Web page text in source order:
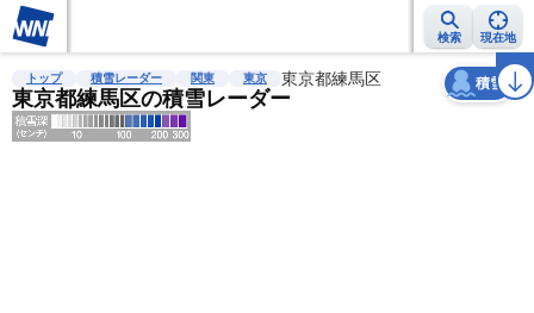
検索 現在地
雨雲レーダー 台風情報 地震情報 警報・注意報 2週間天気 ラ
トップ 積雪レーダー 関東 東京 東京都練馬区
東京都練馬区の積雪レーダー
積雪
天気 台風